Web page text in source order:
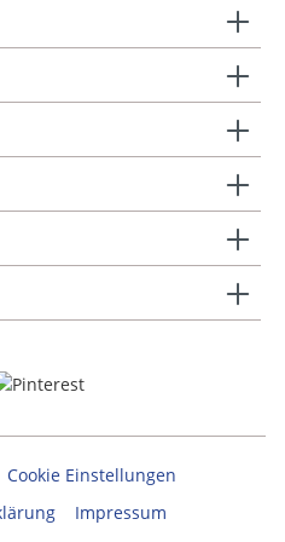
Cookie Einstellungen
Impressum